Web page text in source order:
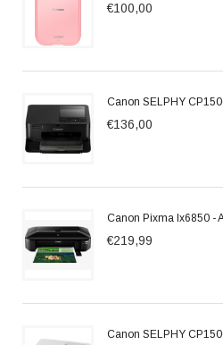
€100,00
Canon SELPHY
€136,00
Canon Pixma Ix6850 -
€219,99
Canon SELPHY